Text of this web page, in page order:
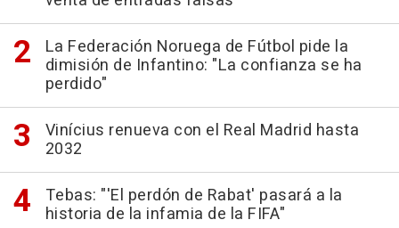
La Federación Noruega de Fútbol pide la
dimisión de Infantino: "La confianza se ha
perdido"
Vinícius renueva con el Real Madrid hasta
2032
Tebas: "'El perdón de Rabat' pasará a la
historia de la infamia de la FIFA"